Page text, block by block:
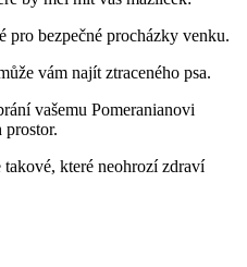
⁢pro bezpečné procházky venku.
vám ⁤najít ztraceného psa.
vašemu Pomeranianovi
prostor.
takové, které ​neohrozí zdraví